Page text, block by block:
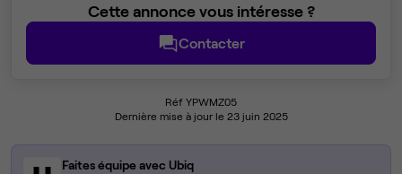
Cette annonce vous intéresse ?
Contacter
Réf YPWMZ05
Dernière mise à jour le 23 juin 2025
Faites équipe avec Ubiq